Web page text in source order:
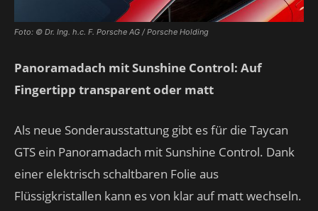
Foto: © Dr. Ing. h.c. F. Porsche AG / Porsche Holding
Panoramadach mit Sunshine Control: Auf
Fingertipp transparent oder matt
Als neue Sonderausstattung gibt es für die Taycan
GTS ein Panoramadach mit Sunshine Control. Dank
einer elektrisch schaltbaren Folie aus
Flüssigkristallen kann es von klar auf matt wechseln.